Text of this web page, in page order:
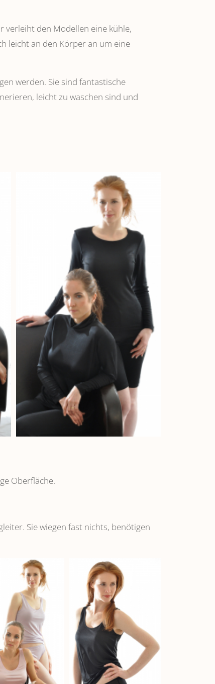
verleiht den Modellen eine kühle,
leicht an den Körper an um eine
werden. Sie sind fantastische
leicht zu waschen sind und
Oberfläche.
Sie wiegen fast nichts, benötigen